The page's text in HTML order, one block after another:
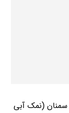
سمنان (نمک آبی